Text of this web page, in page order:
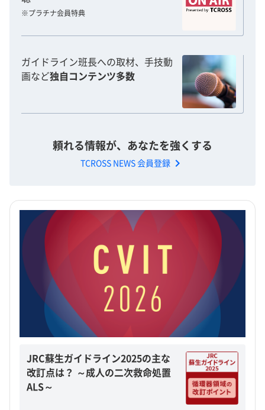
※プラチナ会員特典
ガイドライン班長への取材、手技動
画など独自コンテンツ多数
頼れる情報が、あなたを強くする
TCROSS NEWS 会員登録 chevron_right
JRC蘇生ガイドライン2025の主な
改訂点は？ ～成人の二次救命処置
ALS～